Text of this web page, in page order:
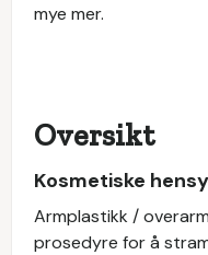
mye mer.
Oversikt
Kosmetiske
Armplastikk /
prosedyre for å